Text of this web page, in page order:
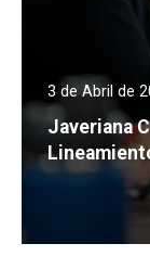
3 de Abril de
Javeriana